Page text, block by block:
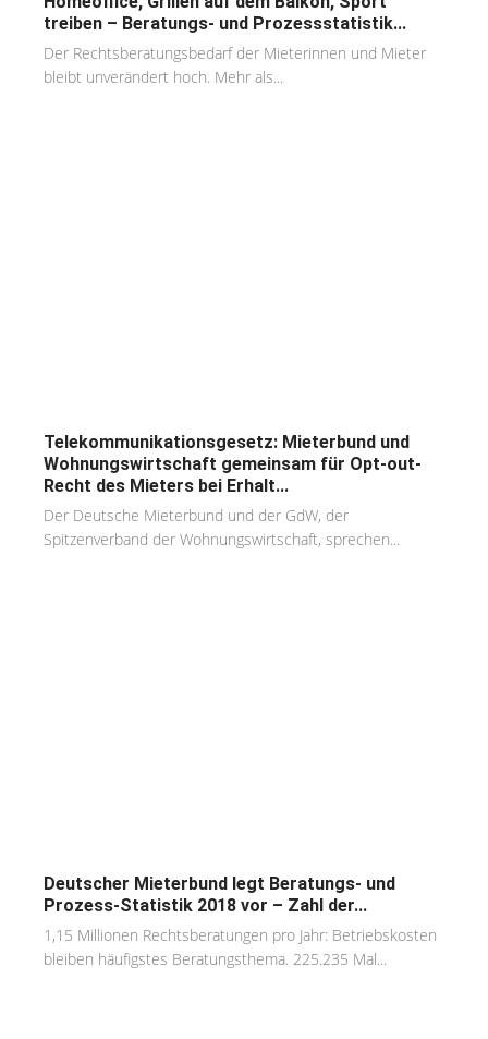
treiben – Beratungs- und Prozessstatistik...
Der Rechtsberatungsbedarf der Mieterinnen und Mieter
bleibt unverändert hoch. Mehr als...
Telekommunikationsgesetz: Mieterbund und
Wohnungswirtschaft gemeinsam für Opt-out-
Recht des Mieters bei Erhalt...
Der Deutsche Mieterbund und der GdW, der
Spitzenverband der Wohnungswirtschaft, sprechen...
Deutscher Mieterbund legt Beratungs- und
Prozess-Statistik 2018 vor – Zahl der...
1,15 Millionen Rechtsberatungen pro Jahr: Betriebskosten
bleiben häufigstes Beratungsthema. 225.235 Mal...